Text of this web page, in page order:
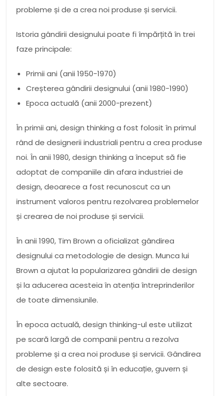
probleme și de a crea noi produse și servicii.
Istoria gândirii designului poate fi împărțită în trei
faze principale:
Primii ani (anii 1950-1970)
Creșterea gândirii designului (anii 1980-1990)
Epoca actuală (anii 2000-prezent)
În primii ani, design thinking a fost folosit în primul
rând de designerii industriali pentru a crea produse
noi. În anii 1980, design thinking a început să fie
adoptat de companiile din afara industriei de
design, deoarece a fost recunoscut ca un
instrument valoros pentru rezolvarea problemelor
și crearea de noi produse și servicii.
În anii 1990, Tim Brown a oficializat gândirea
designului ca metodologie de design. Munca lui
Brown a ajutat la popularizarea gândirii de design
și la aducerea acesteia în atenția întreprinderilor
de toate dimensiunile.
În epoca actuală, design thinking-ul este utilizat
pe scară largă de companii pentru a rezolva
probleme și a crea noi produse și servicii. Gândirea
de design este folosită și în educație, guvern și
alte sectoare.